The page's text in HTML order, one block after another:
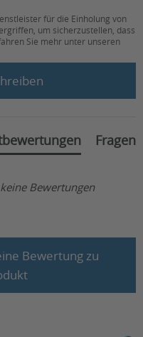
40 Ah)
75 Ah)
Co.für die Einholung von
um sicherzustellen, dass
Sie mehr unter unseren
Fragen
Bewertungen
Bewertung zu